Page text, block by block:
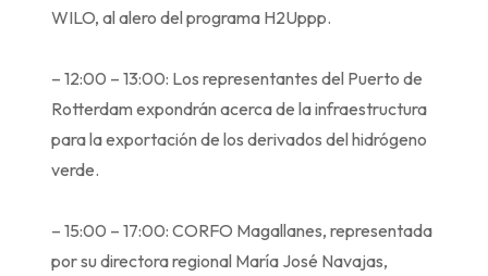
WILO, al alero del programa H2Uppp.
– 12:00 – 13:00: Los representantes del Puerto de
Rotterdam expondrán acerca de la infraestructura
para la exportación de los derivados del hidrógeno
verde.
– 15:00 – 17:00: CORFO Magallanes, representada
por su directora regional María José Navajas,